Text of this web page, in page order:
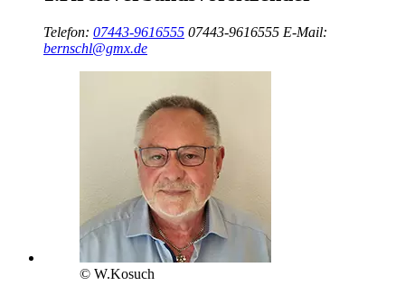
Telefon: 07443-9616555 07443-9616555 E-Mail:
bernschl@gmx.de
© W.Kosuch